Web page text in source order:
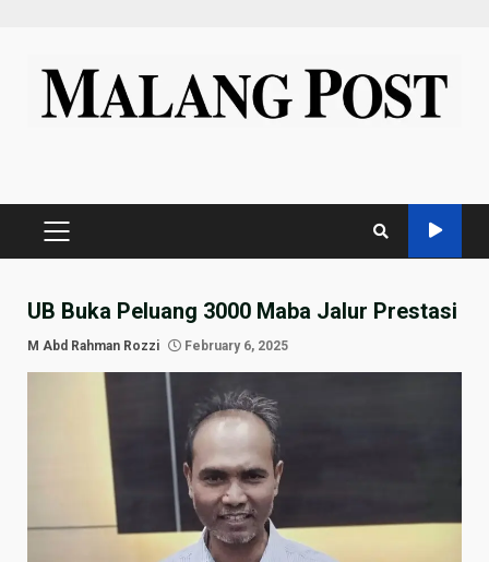
content
PRIMARY
UB Buka Peluang 3000 Maba Jalur Prestasi
M Abd Rahman Rozzi February 6, 2025